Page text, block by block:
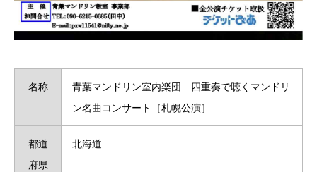
名称
青葉マンドリン室内楽団 四重奏で聴くマンドリ
ン名曲コンサート［札幌公演］
都道
府県
北海道